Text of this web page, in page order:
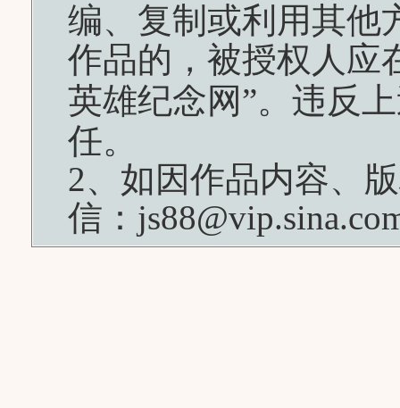
编、复制或利用其他
作品的，被授权人应
英雄纪念网”。违反
任。
2、如因作品内容、
信：